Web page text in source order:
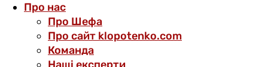
Про нас
Про Шефа
Про сайт klopotenko.com
Команда